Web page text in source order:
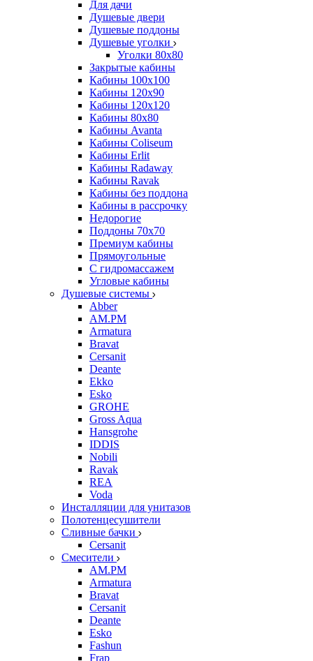
Для дачи
Душевые двери
Душевые поддоны
Душевые уголки
Уголки 80х80
Закрытые кабины
Кабины 100x100
Кабины 120x90
Кабины 120х120
Кабины 80х80
Кабины Avanta
Кабины Coliseum
Кабины Erlit
Кабины Radaway
Кабины Ravak
Кабины без поддона
Кабины в рассрочку
Недорогие
Поддоны 70x70
Премиум кабины
Прямоугольные
С гидромассажем
Угловые кабины
Душевые системы
Abber
AM.PM
Armatura
Bravat
Cersanit
Deante
Ekko
Esko
GROHE
Gross Aqua
Hansgrohe
IDDIS
Nobili
Ravak
REA
Voda
Инсталляции для унитазов
Полотенцесушители
Сливные бачки
Cersanit
Смесители
AM.PM
Armatura
Bravat
Cersanit
Deante
Esko
Fashun
Frap